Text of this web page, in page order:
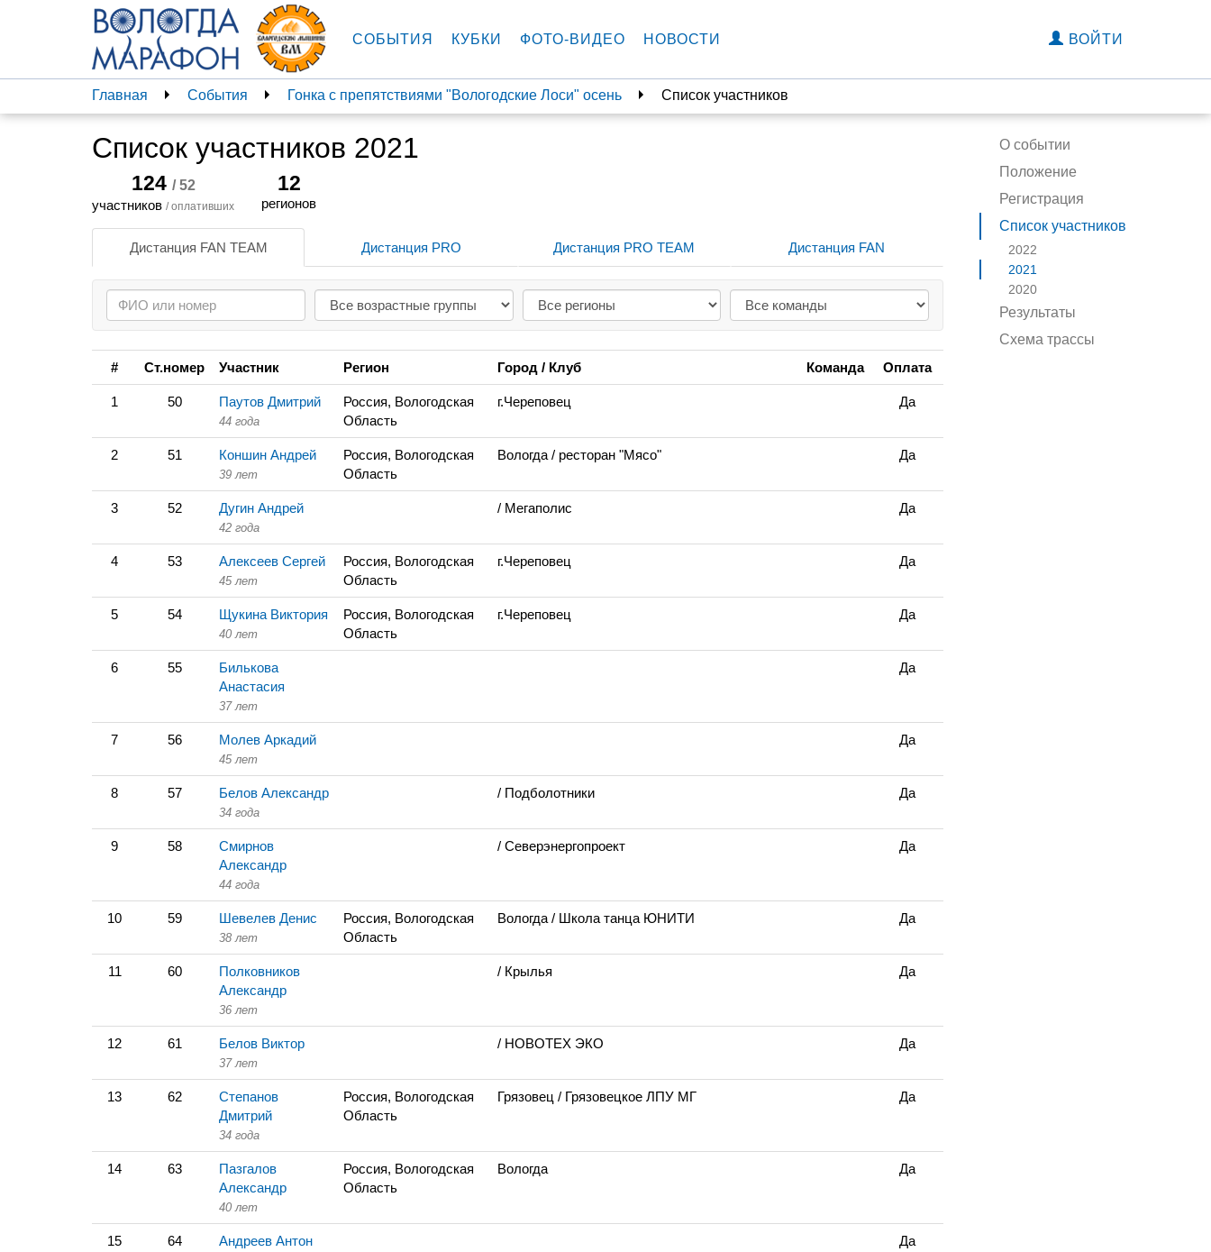
СОБЫТИЯ КУБКИ ФОТО-ВИДЕО НОВОСТИ ВОЙТИ
Главная События Гонка с препятствиями "Вологодские Лоси" осень Список участников
О событии
Положение
Регистрация
Список участников
2022
2021
2020
Результаты
Схема трассы
Список участников 2021
124 / 52
участников / оплативших
12
регионов
Дистанция FAN TEAM Дистанция PRO Дистанция PRO TEAM Дистанция FAN
# Ст.номер Участник Регион Город / Клуб Команда Оплата
1 50 Паутов Дмитрий
44 года
Россия, Вологодская
Область
г.Череповец Да
2 51 Коншин Андрей
39 лет
Россия, Вологодская
Область
Вологда / ресторан "Мясо" Да
3 52 Дугин Андрей
42 года
/ Мегаполис Да
4 53 Алексеев Сергей
45 лет
Россия, Вологодская
Область
г.Череповец Да
5 54 Щукина Виктория
40 лет
Россия, Вологодская
Область
г.Череповец Да
6 55
Билькова
Анастасия
37 лет
Да
7 56 Молев Аркадий
45 лет
Да
8 57 Белов Александр
34 года
/ Подболотники Да
9 58
Смирнов
Александр
44 года
/ Северэнергопроект Да
10 59 Шевелев Денис
38 лет
Россия, Вологодская
Область
Вологда / Школа танца ЮНИТИ Да
11 60
Полковников
Александр
36 лет
/ Крылья Да
12 61 Белов Виктор
37 лет
/ НОВОТЕХ ЭКО Да
13 62
Степанов
Дмитрий
34 года
Россия, Вологодская
Область
Грязовец / Грязовецкое ЛПУ МГ Да
14 63
Пазгалов
Александр
40 лет
Россия, Вологодская
Область
Вологда Да
15 64 Андреев Антон Да